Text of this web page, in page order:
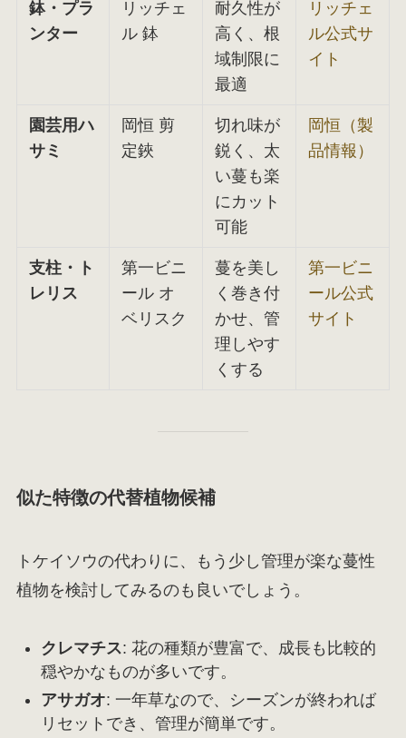
鉢・プラ
ンター
リッチェ
ル 鉢
耐久性が
高く、根
域制限に
最適
リッチェ
ル公式サ
イト
園芸用ハ
サミ
岡恒 剪
定鋏
切れ味が
鋭く、太
い蔓も楽
にカット
可能
岡恒（製
品情報）
支柱・ト
レリス
第一ビニ
ール オ
ベリスク
蔓を美し
く巻き付
かせ、管
理しやす
くする
第一ビニ
ール公式
サイト
似た特徴の代替植物候補
トケイソウの代わりに、もう少し管理が楽な蔓性
植物を検討してみるのも良いでしょう。
クレマチス: 花の種類が豊富で、成長も比較的
穏やかなものが多いです。
アサガオ: 一年草なので、シーズンが終われば
リセットでき、管理が簡単です。